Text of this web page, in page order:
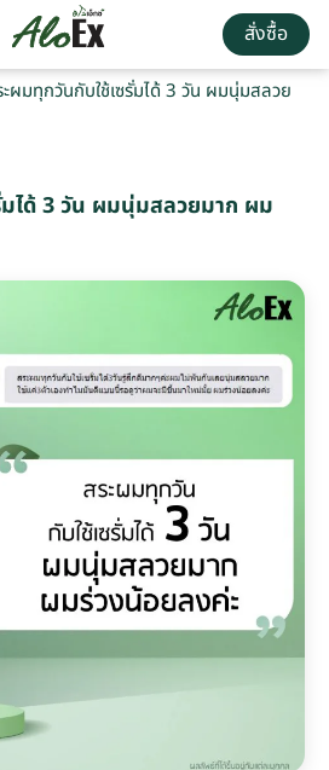
สั่งซื้อ
ผมทุกวันกับใช้เซรั่มได้ 3 วัน ผมนุ่มสลวย
มได้ 3 วัน ผมนุ่มสลวยมาก ผม